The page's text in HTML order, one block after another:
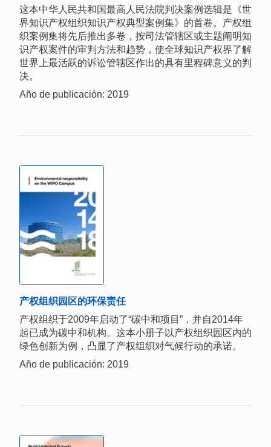
这本中华人民共和国最高人民法院判决案例选辑是《世
界知识产权组织知识产权典型案例集》的首卷。产权组
织案例集将先后推出多卷，按司法管辖区或主题阐明知
识产权案件的审判方法和趋势，使全球知识产权界了解
世界上最活跃的诉讼管辖区作出的具有里程碑意义的判
决。
Año de publicación: 2019
产权组织园区的环保责任
产权组织于2009年启动了“碳中和项目”，并自2014年
起已成为碳中和机构。这本小册子以产权组织园区内的
绿色创新为例，凸显了产权组织对气候行动的承诺。
Año de publicación: 2019